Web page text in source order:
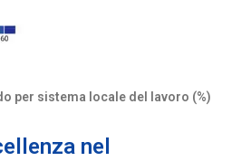
per sistema locale del lavoro (%)
nel